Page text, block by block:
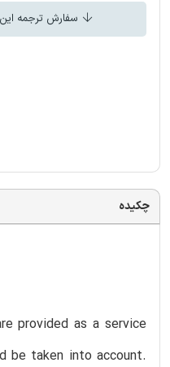
سفارش ترجمه این
چکیده
provided as a service
be taken into account.